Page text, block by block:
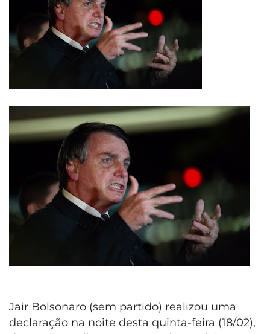
Jair Bolsonaro (sem partido) realizou uma
declaração na noite desta quinta-feira (18/02),